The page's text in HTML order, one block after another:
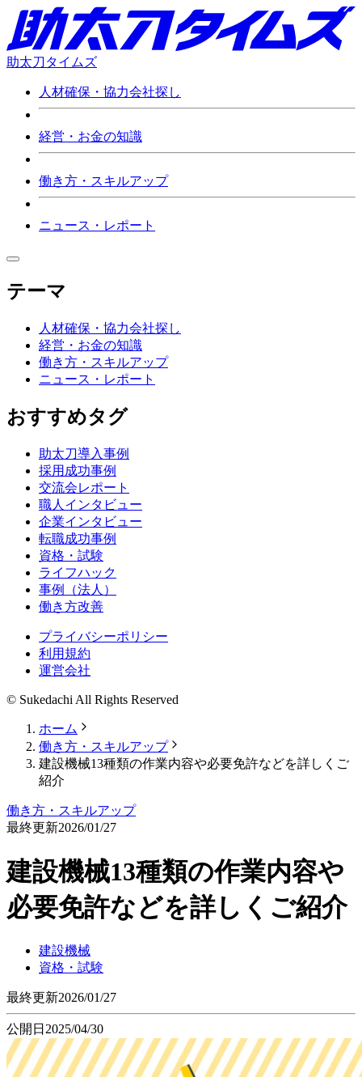
助太刀タイムズ
人材確保・協力会社探し
経営・お金の知識
働き方・スキルアップ
ニュース・レポート
テーマ
人材確保・協力会社探し
経営・お金の知識
働き方・スキルアップ
ニュース・レポート
おすすめタグ
助太刀導入事例
採用成功事例
交流会レポート
職人インタビュー
企業インタビュー
転職成功事例
資格・試験
ライフハック
事例（法人）
働き方改善
プライバシーポリシー
利用規約
運営会社
© Sukedachi All Rights Reserved
ホーム
働き方・スキルアップ
建設機械13種類の作業内容や必要免許などを詳しくご
紹介
働き方・スキルアップ
最終更新2026/01/27
建設機械13種類の作業内容や
必要免許などを詳しくご紹介
建設機械
資格・試験
最終更新2026/01/27
公開日 2025/04/30